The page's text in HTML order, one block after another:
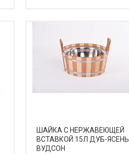
ШАЙКА С НЕРЖАВЕЮЩЕЙ
ВСТАВКОЙ 15Л ДУБ-ЯСЕНЬ
ВУДСОН